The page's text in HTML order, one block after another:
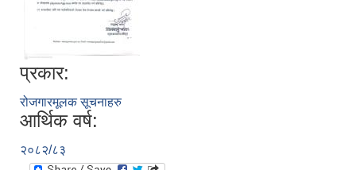
प्रकार:
रोजगारमूलक सूचनाहरु
आर्थिक वर्ष:
२०८२/८३